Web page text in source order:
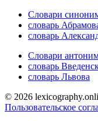
Словари
словарь
словарь
Словари
словарь
словарь Львова
© 2026
Пользовательское